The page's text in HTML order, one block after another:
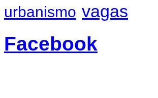
urbanismo vagas
Facebook